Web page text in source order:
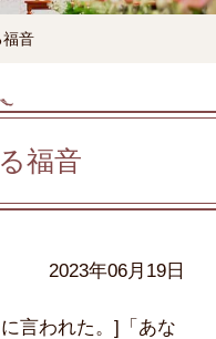
福音
福音
2023年06月19日
言われた。]「あな